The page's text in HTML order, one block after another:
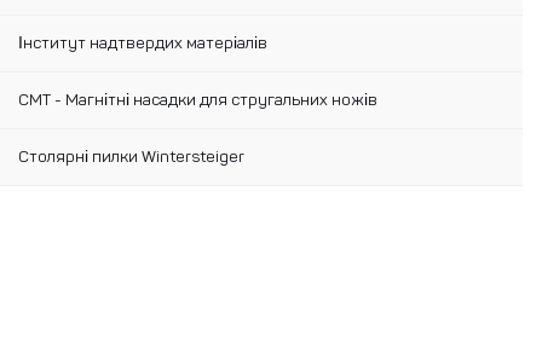
Інститут надтвердих матеріалів
CMT - Магнітні насадки для стругальних ножів
Столярні пилки Wintersteiger